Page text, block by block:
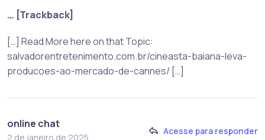
… [Trackback]
[…] Read More here on that Topic:
salvadorentretenimento.com.br/cineasta-baiana-leva-
producoes-ao-mercado-de-cannes/ […]
online chat
2 de janeiro de 2025
Acesse para responder